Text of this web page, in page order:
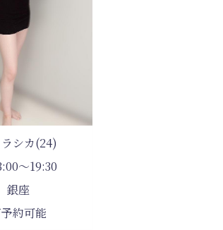
シカ(24)
～19:30
銀座
約可能